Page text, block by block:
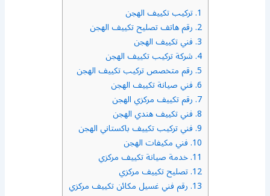
1. تركيب تكييف الهجن
2. رقم هاتف تصليح تكييف الهجن
3. فني تكييف الهجن
4. شركة تركيب تكييف الهجن
5. رقم متخصص تركيب تكييف الهجن
6. فني صيانة تكييف الهجن
7. رقم تكييف مركزي الهجن
8. فني تكييف هندي الهجن
9. فني تركيب تكييف باكستاني الهجن
10. فني مكيفات الهجن
11. خدمة صيانة تكييف مركزي
12. تصليح تكييف مركزي
13. رقم فني غسيل مكائن تكييف مركزي